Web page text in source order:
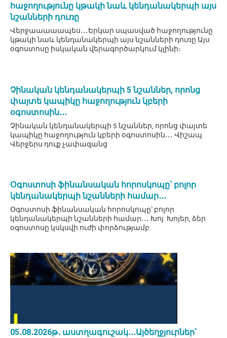
հաջողությունը կթակի նաև կենդանակերպի այս
նշանների դուռը
Վերջաաաաապես․․․Երկար սպասված հաջողությունը
կթակի նաև կենդանակերպի այս նշանների դուռը Այս
օգոստոսը իսկական վերագործարկում կլինի։
Չինական կենդանակերպի 5 նշաններ, որոնց
փայտե կապիկը հաջողություն կբերի
օգոստոսին․․․
Չինական կենդանակերպի 5 նշաններ, որոնց փայտե
կապիկը հաջողություն կբերի օգոստոսին․․․ Վիշապ
Վերջերս դուք չափազանց
Օգոստոսի ֆինանսական հորոսկոպը՝ բոլոր
կենդանակերպի նշանների համար․․․
Օգոստոսի ֆինանսական հորոսկոպը՝ բոլոր
կենդանակերպի նշանների համար․․․ Խոյ. Խոյեր, ձեր
օգոստոսը կսկսվի ուժի փորձությամբ:
05․08․2026թ․ աստղագուշակ․․․Այծեղջյուրներ՝